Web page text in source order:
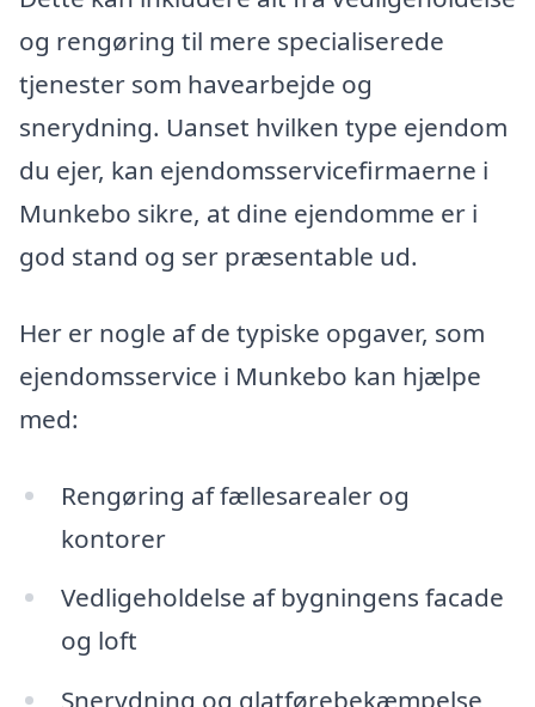
og rengøring til mere specialiserede
tjenester som havearbejde og
snerydning. Uanset hvilken type ejendom
du ejer, kan ejendomsservicefirmaerne i
Munkebo sikre, at dine ejendomme er i
god stand og ser præsentable ud.
Her er nogle af de typiske opgaver, som
ejendomsservice i Munkebo kan hjælpe
med:
Rengøring af fællesarealer og
kontorer
Vedligeholdelse af bygningens facade
og loft
Snerydning og glatførebekæmpelse